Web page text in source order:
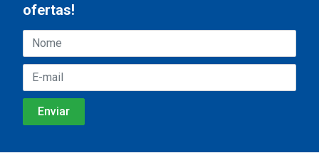
ofertas!